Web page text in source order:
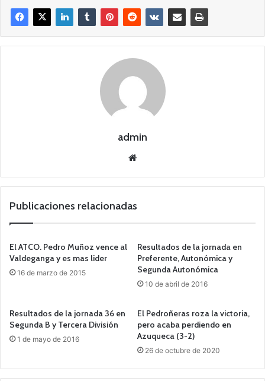
admin
we
Publicaciones relacionadas
El ATCO. Pedro Muñoz vence al
Valdeganga y es mas lider
16 de marzo de 2015
Resultados de la jornada en
Preferente, Autonómica y
Segunda Autonómica
10 de abril de 2016
Resultados de la jornada 36 en
Segunda B y Tercera División
1 de mayo de 2016
El Pedroñeras roza la victoria,
pero acaba perdiendo en
Azuqueca (3-2)
26 de octubre de 2020